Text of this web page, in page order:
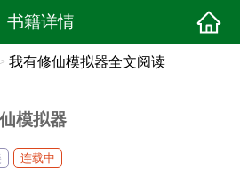
书籍详情
我有修仙模拟器全文阅读
模拟器
连载中